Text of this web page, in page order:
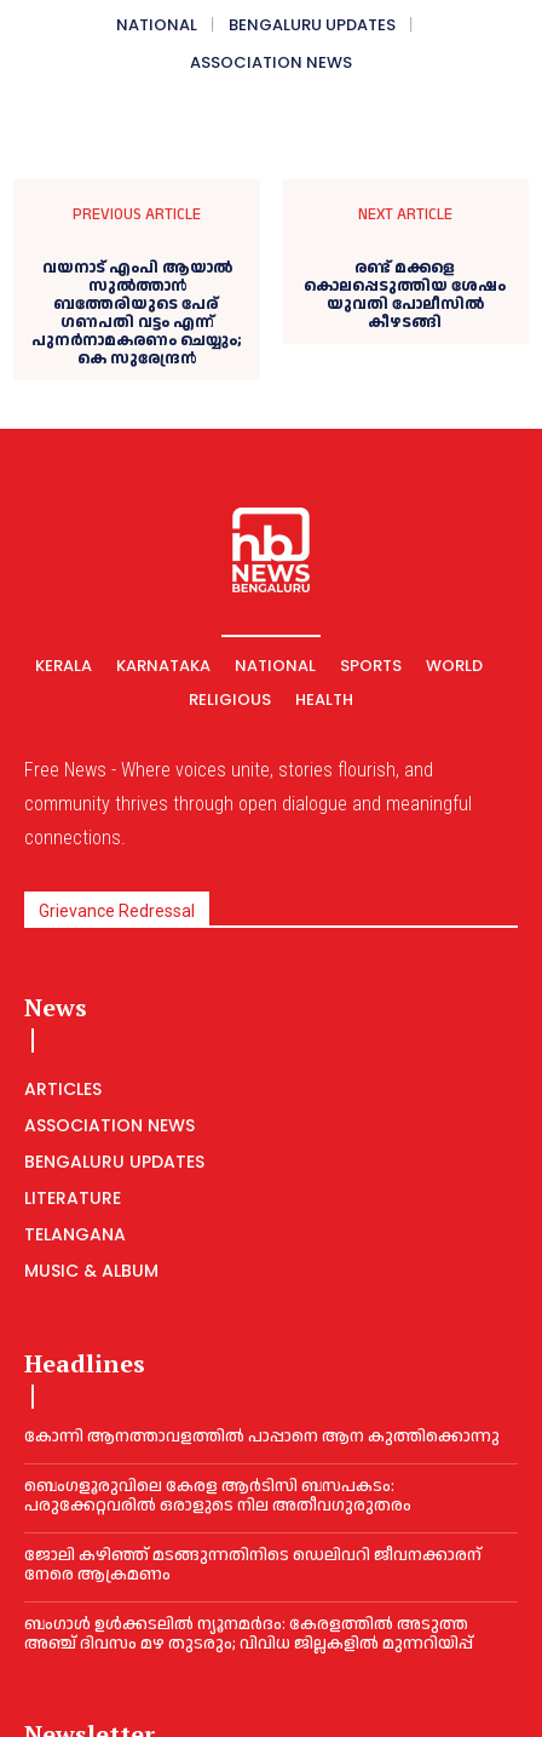
NATIONAL
BENGALURU UPDATES
ASSOCIATION NEWS
PREVIOUS ARTICLE
വയനാട് എംപി ആയാൽ
സുൽത്താൻ
ബത്തേരിയുടെ പേര് ​
ഗണപതി വട്ടം എന്ന്
പുനർനാമകരണം ചെയ്യും;
കെ സുരേന്ദ്രൻ
NEXT ARTICLE
രണ്ട് മക്കളെ
കൊലപ്പെടുത്തിയ ശേഷം
യുവതി പോലീസിൽ
കീഴടങ്ങി
KERALA KARNATAKA NATIONAL SPORTS
WORLD
RELIGIOUS
HEALTH
Free News - Where voices unite, stories flourish, and
community thrives through open dialogue and meaningful
connections.
Grievance Redressal
News
ARTICLES
ASSOCIATION NEWS
BENGALURU UPDATES
LITERATURE
TELANGANA
MUSIC & ALBUM
Headlines
കോന്നി ആനത്താവളത്തില്‍ പാപ്പാനെ ആന കുത്തിക്കൊന്നു
ബെംഗളൂരുവിലെ കേരള ആര്‍ടിസി ബസപകടം:
പരുക്കേറ്റവരില്‍ ഒരാളുടെ നില അതീവഗുരുതരം
ജോലി കഴിഞ്ഞ് മടങ്ങുന്നതിനിടെ ഡെലിവറി ജീവനക്കാരന്
നേരെ ആക്രമണം
ബംഗാൾ ഉൾക്കടലിൽ ന്യൂനമർദം: കേരളത്തിൽ അടുത്ത
അഞ്ച് ദിവസം മഴ തുടരും; വിവിധ ജില്ലകളിൽ മുന്നറിയിപ്പ്